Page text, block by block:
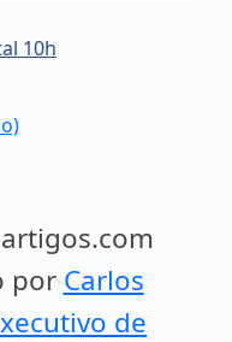
10h
por Carlos
de